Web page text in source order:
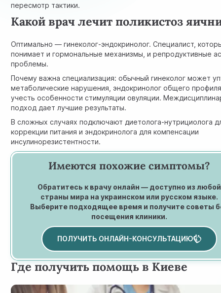
пересмотр тактики.
Какой врач лечит поликистоз
Оптимально — гинеколог-эндокринолог. Специалист,
понимает и гормональные механизмы, и репродуктивные
проблемы.
Почему важна специализация: обычный гинеколог может
метаболические нарушения, эндокринолог общего
учесть особенности стимуляции овуляции.
подход дает лучшие результаты.
В сложных случаях подключают диетолога-нутрициолога
коррекции питания и эндокринолога для компенсации
инсулинорезистентности.
Имеются похожие симптомы?
Обратитесь к врачу онлайн — доступно из любой
страны мира на украинском или русском языке.
Выберите подходящее время и получите советы
посещения клиники.
ПОЛУЧИТЬ ОНЛАЙН-КОНСУЛЬТАЦИЮ
Где получить помощь в Киеве